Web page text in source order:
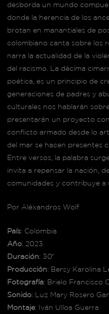
desborda un mundo
donde la herencia de los
brotan en manantiales de
colombiano canta sobre los
narra la actualidad de la
del racismo. La décima
poética, es un principio de
generaciones de padres y
culturales nos hablarán
presentarán un proyecto
conflicto armado desde lo
del mar se hacen presentes
Entre versos, la palabra
invita a repensar la nación,
comunidades y contribuye a
Por Aléxandros Wolf
País: Colombia
Año: 2023
Duración: 30′
Producción: Bersy Karolina
Fotografía: Brielo Francisco
Sonido: Luz Mary Rosero
Montaje: Iván Ulloa Guerra